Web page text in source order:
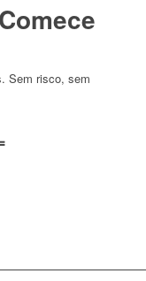
Comece
Sem risco, sem